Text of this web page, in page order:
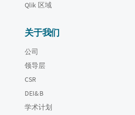
Qlik 区域
关于我们
公司
领导层
CSR
DEI&B
学术计划